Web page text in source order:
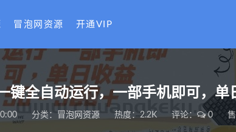
冒泡网资源 开通VIP
键全自动运行，一部手机即可，单
分类： 冒泡网资源 热度：2.2K 评论： 0